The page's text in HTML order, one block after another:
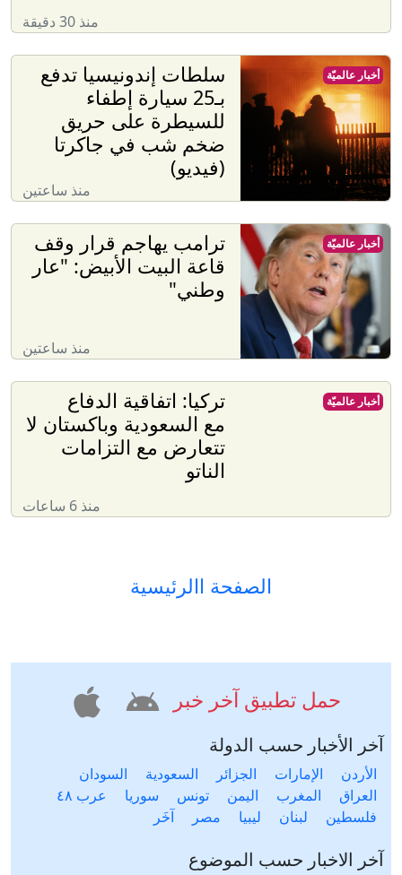
منذ 30 دقيقة
سلطات إندونيسيا تدفع
بـ25 سيارة إطفاء
للسيطرة على حريق
ضخم شب في جاكرتا
(فيديو)
منذ ساعتين
أخبار عالميّة
ترامب يهاجم قرار وقف
قاعة البيت الأبيض: "عار
وطني"
منذ ساعتين
أخبار عالميّة
تركيا: اتفاقية الدفاع
مع السعودية وباكستان لا
تتعارض مع التزامات
الناتو
منذ 6 ساعات
أخبار عالميّة
الصفحة االرئيسية
حمل تطبيق آخر خبر
آخر الأخبار حسب الدولة
الأردن الإمارات الجزائر السعودية
السودان
العراق
المغرب اليمن تونس سوريا
عرب ٤٨
فلسطين
لبنان ليبيا مصر آخَر
آخر الاخبار حسب الموضوع